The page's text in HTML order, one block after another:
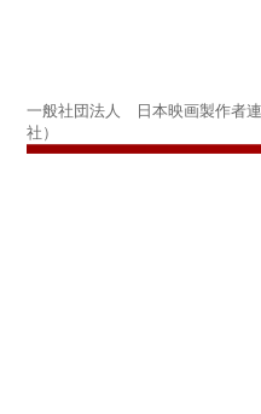
一般社団法人 日本映画製作者
社）